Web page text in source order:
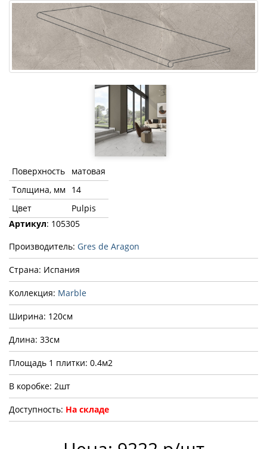
Поверхность
матовая
Толщина, мм
14
Цвет
Pulpis
Артикул: 105305
Производитель: Gres de Aragon
Страна: Испания
Коллекция: Marble
Ширина: 120см
Длина: 33см
Площадь 1 плитки: 0.4м2
В коробке: 2шт
Доступность: На складе